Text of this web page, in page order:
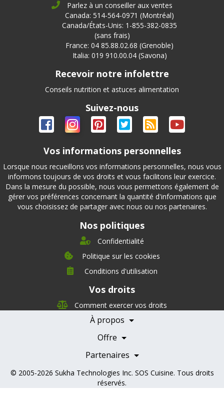
Parlez à un conseiller aux ventes
Canada: 514-564-0971 (Montréal)
Canada/États-Unis: 1-855-382-0835
(sans frais)
France: 04 85.88.02.68 (Grenoble)
Italia: 019 910.00.04 (Savona)
Recevoir notre infolettre
Conseils nutrition et astuces alimentation
Suivez-nous
Vos informations personnelles
Lorsque nous recueillons vos informations personnelles, nous vous
informons toujours de vos droits et vous facilitons leur exercice.
Dans la mesure du possible, nous vous permettons également de
gérer vos préférences concernant la quantité d'informations que
vous choisissez de partager avec nous ou nos partenaires.
Nos politiques
Confidentialité
Politique sur les cookies
Conditions d'utilisation
Vos droits
Comment exercer vos droits
À propos
Direction
Nutrition
Offre
Témoignages
Partenaires
Nos partenaires
Devenir Partenaire
Professionnels de la santé
© 2005-2026 Sukha Technologies Inc. SOS Cuisine. Tous droits
réservés.